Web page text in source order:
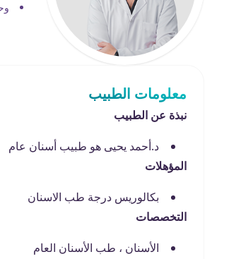
معلومات الطبيب
نبذة عن الطبيب
د.أحمد يحيى هو طبيب أسنان عام
المؤهلات
بكالوريس درجة طب الاسنان
التخصصات
الأسنان ، طب الأسنان العام